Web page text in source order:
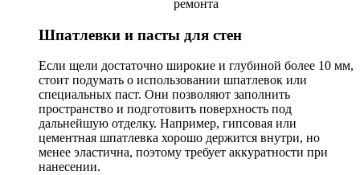
Шпатлевки и пасты для стен
Если щели достаточно широкие и глубиной более 10 мм,
стоит подумать о использовании шпатлевок или
специальных паст. Они позволяют заполнить
пространство и подготовить поверхность под
дальнейшую отделку. Например, гипсовая или
цементная шпатлевка хорошо держится внутри, но
менее эластична, поэтому требует аккуратности при
нанесении.